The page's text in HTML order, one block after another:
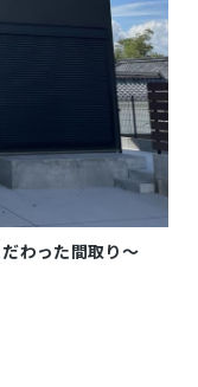
わった間取り～